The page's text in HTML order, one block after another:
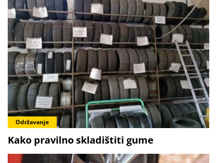
Održavanje
Kako pravilno skladištiti gume